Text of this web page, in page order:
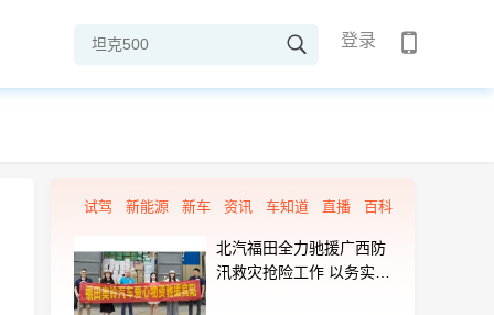
登录
试驾 新能源 新车 资讯 车知道 直播 百科
北汽福田全力驰援广西防
汛救灾抢险工作 以务实行